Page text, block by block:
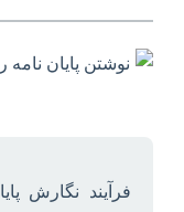
فرآیند نگارش